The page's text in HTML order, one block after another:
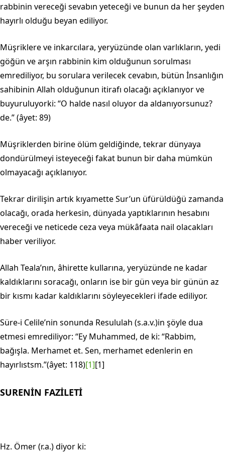
rabbinin vereceği sevabın yeteceği ve bu­nun da her şeyden
hayırlı olduğu beyan ediliyor.
Müşriklere ve inkarcılara, yeryüzünde olan varlıkların, yedi
göğün ve ar­şın rabbinin kim olduğunun sorulması
emrediliyor, bu sorulara verilecek ceva­bın, bütün İnsanlığın
sahibinin Allah olduğunun itirafı olacağı açıklanıyor ve
buyuruluyorki: “O halde nasıl oluyor da aldanıyorsunuz?
de.” (âyet: 89)
Müşriklerden birine ölüm geldiğinde, tekrar dünyaya
dondürülmeyi iste­yeceği fakat bunun bir daha mümkün
olmayacağı açıklanıyor.
Tekrar dirilişin artık kıyamette Sur’un üfürüldüğü zamanda
olacağı, orada herkesin, dünyada yaptıklarının hesabını
vereceği ve neticede ceza veya mükâfaata nail olacakları
haber veriliyor.
Allah Teala’nın, âhirette kullarına, yeryüzünde ne kadar
kaldıklarını sora­cağı, onların ise bir gün veya bir günün az
bir kısmı kadar kaldıklarını söyleye­cekleri ifade ediliyor.
Süre-i Celile’nin sonunda Resululah (s.a.v.)in şöyle dua
etmesi emredili­yor: “Ey Muhammed, de ki: “Rabbim,
bağışla. Merhamet et. Sen, merhamet edenlerin en
hayırlıstsm.”(âyet: 118)[1][1]
SURENİN FAZİLETİ
Hz. Ömer (r.a.) diyor ki: